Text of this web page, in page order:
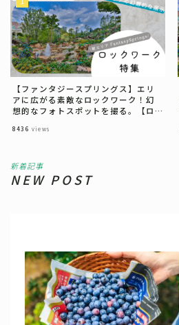
【ファンタジースプリングス】エリ
アに広がる素敵なロックワーク！幻
想的なフォトスポットを撮る。【ロ
8436 views
新着記事
NEW POST